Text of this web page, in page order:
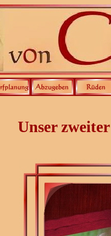
Unser